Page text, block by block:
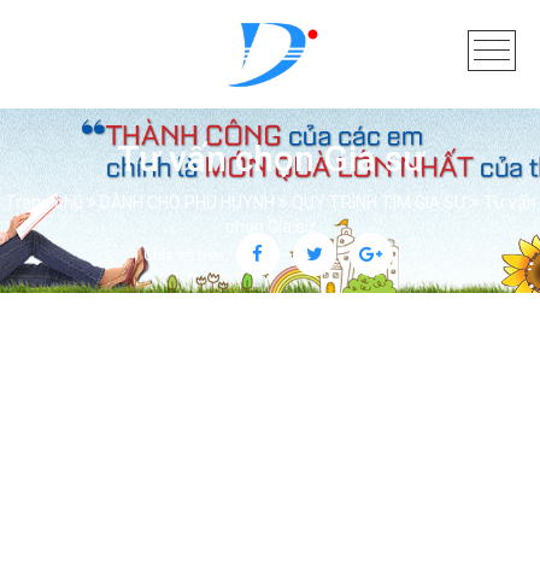
Tư vấn chọn Gia sư
Trang chủ DÀNH CHO PHỤ HUYNH QUY TRÌNH TÌM GIA SƯ
Tư vấn
chọn Gia sư
Chia sẻ trên: